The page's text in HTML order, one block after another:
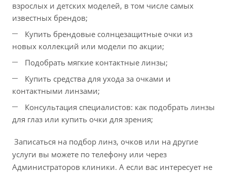
взрослых и детских моделей, в том числе самых
известных брендов;
Купить брендовые солнцезащитные очки из
новых коллекций или модели по акции;
Подобрать мягкие контактные линзы;
Купить средства для ухода за очками и
контактными линзами;
Консультация специалистов: как подобрать линзы
для глаз или купить очки для зрения;
Записаться на подбор линз, очков или на другие
услуги вы можете по телефону или через
Администраторов клиники. А если вас интересует не